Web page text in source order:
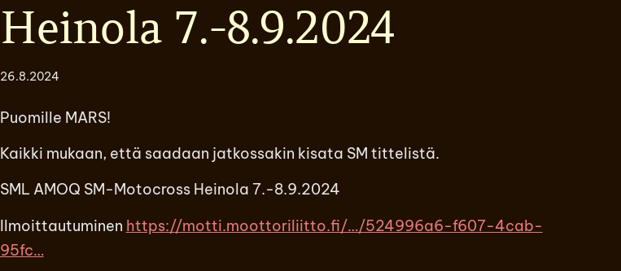
Heinola 7.-8.9.2024
26.8.2024
Puomille MARS!
Kaikki mukaan, että saadaan jatkossakin kisata SM tittelistä.
SML AMOQ SM-Motocross Heinola 7.-8.9.2024
Ilmoittautuminen https://motti.moottoriliitto.fi/…/524996a6-f607-4cab-
95fc…